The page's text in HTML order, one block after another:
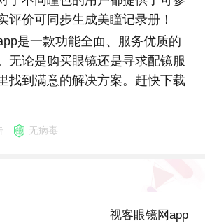
评价可同步生成美瞳记录册！
是一款功能全面、服务优质的
无论是购买眼镜还是寻求配镜服
找到满意的解决方案。赶快下载
无病毒
视客眼镜网app